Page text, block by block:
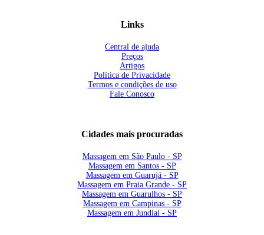
Links
Central de ajuda
Preços
Artigos
Política de Privacidade
Termos e condições de uso
Fale Conosco
Cidades mais procuradas
Massagem em São Paulo - SP
Massagem em Santos - SP
Massagem em Guarujá - SP
Massagem em Praia Grande - SP
Massagem em Guarulhos - SP
Massagem em Campinas - SP
Massagem em Jundiaí - SP